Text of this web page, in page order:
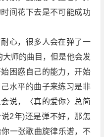
间花下去是不可能成功
心，很多人会在弹了一
师的曲目，但是他会发
困惑自己的能力，开始
水平的曲子来练习是非
说，〈真的爱你〉总简
2年)还是弹不好，那怎
一张歌曲旋律乐谱，不